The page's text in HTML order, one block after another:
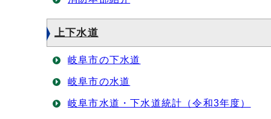
上下水道
岐阜市の下水道
岐阜市の水道
岐阜市水道・下水道統計（令和3年度）